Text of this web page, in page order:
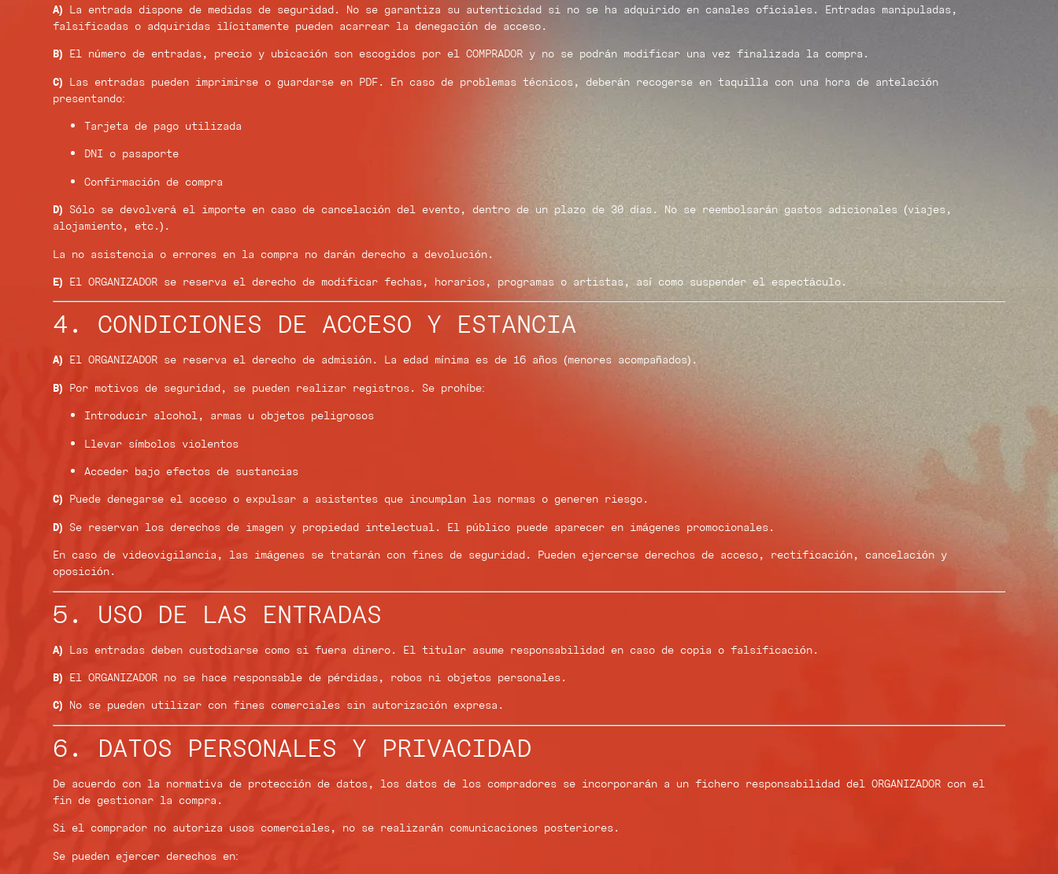
A) La entrada dispone de medidas de seguridad. No se garantiza su autenticidad si no se ha adquirido en canales oficiales. Entradas manipuladas,
falsificadas o adquiridas ilícitamente pueden acarrear la denegación de acceso.
B) El número de entradas, precio y ubicación son escogidos por el COMPRADOR y no se podrán modificar una vez finalizada la compra.
C) Las entradas pueden imprimirse o guardarse en PDF. En caso de problemas técnicos, deberán recogerse en taquilla con una hora de antelación
presentando:
Tarjeta de pago utilizada
DNI o pasaporte
Confirmación de compra
D) Sólo se devolverá el importe en caso de cancelación del evento, dentro de un plazo de 30 días. No se reembolsarán gastos adicionales (viajes,
alojamiento, etc.).
La no asistencia o errores en la compra no darán derecho a devolución.
E) El ORGANIZADOR se reserva el derecho de modificar fechas, horarios, programas o artistas, así como suspender el espectáculo.
4. CONDICIONES DE ACCESO Y ESTANCIA
A) El ORGANIZADOR se reserva el derecho de admisión. La edad mínima es de 16 años (menores acompañados).
B) Por motivos de seguridad, se pueden realizar registros. Se prohíbe:
Introducir alcohol, armas u objetos peligrosos
Llevar símbolos violentos
Acceder bajo efectos de sustancias
C) Puede denegarse el acceso o expulsar a asistentes que incumplan las normas o generen riesgo.
D) Se reservan los derechos de imagen y propiedad intelectual. El público puede aparecer en imágenes promocionales.
En caso de videovigilancia, las imágenes se tratarán con fines de seguridad. Pueden ejercerse derechos de acceso, rectificación, cancelación y
oposición.
5. USO DE LAS ENTRADAS
A) Las entradas deben custodiarse como si fuera dinero. El titular asume responsabilidad en caso de copia o falsificación.
B) El ORGANIZADOR no se hace responsable de pérdidas, robos ni objetos personales.
C) No se pueden utilizar con fines comerciales sin autorización expresa.
6. DATOS PERSONALES Y PRIVACIDAD
De acuerdo con la normativa de protección de datos, los datos de los compradores se incorporarán a un fichero responsabilidad del ORGANIZADOR con el
fin de gestionar la compra.
Si el comprador no autoriza usos comerciales, no se realizarán comunicaciones posteriores.
Se pueden ejercer derechos en: